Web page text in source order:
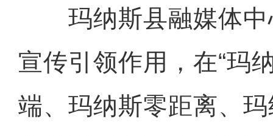
玛纳斯县融媒体中
宣传引领作用，在“玛
端、玛纳斯零距离、